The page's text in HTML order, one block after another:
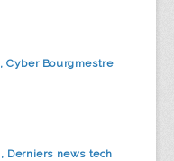
Cyber Bourgmestre
Derniers news tech